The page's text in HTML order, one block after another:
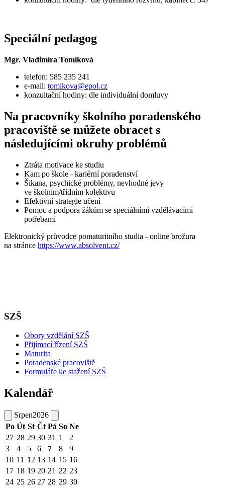
Speciální pedagog
Mgr. Vladimíra Tomíková
telefon: 585 235 241
e-mail: tomikova@epol.cz
konzultační hodiny: dle individuální domluvy
Na pracovníky školního poradenského
pracoviště se můžete obracet s
následujícími okruhy problémů
Ztráta motivace ke studiu
Kam po škole - kariérní poradenství
Šikana, psychické problémy, nevhodné jevy
ve školním/třídním kolektivu
Efektivní strategie učení
Pomoc a podpora žákům se speciálními vzdělávacími
potřebami
Elektronický průvodce pomaturitního studia - online brožura
na stránce https://www.absolvent.cz/
SZŠ
Obory vzdělání SZŠ
Přijímací řízení SZŠ
Maturita
Poradenské pracoviště
Formuláře ke stažení SZŠ
Kalendář
Srpen2026
Po Út St Čt Pá So Ne
27 28 29 30 31 1
2
3
4 5 6 7 8
9
10 11 12 13 14 15 16
17 18 19 20 21 22 23
24 25 26 27 28 29 30